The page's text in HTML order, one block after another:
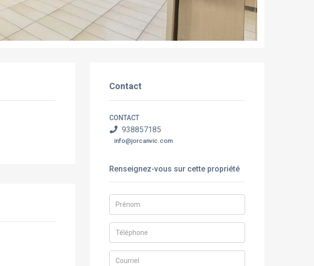
Contact
CONTACT
938857185
info@jorcanvic.com
Renseignez-vous sur cette propriété